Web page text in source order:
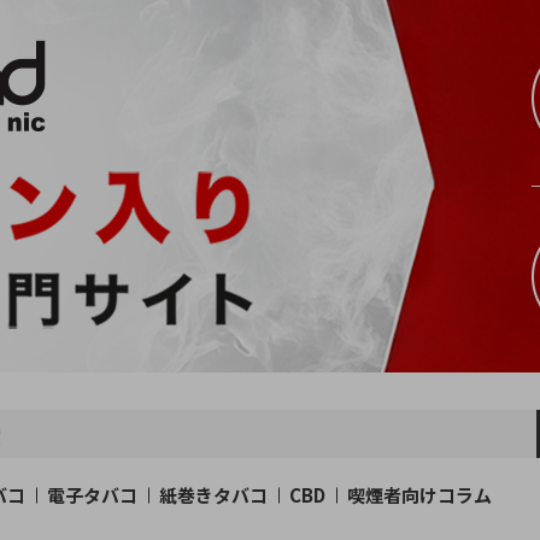
コ 電子タバコ 紙巻きタバコ CBD 喫煙者向けコラム